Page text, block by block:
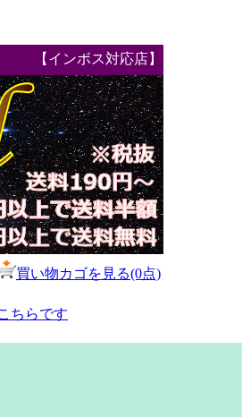
【インボス対応店】
買い物カゴを見る(0点)
ちらです